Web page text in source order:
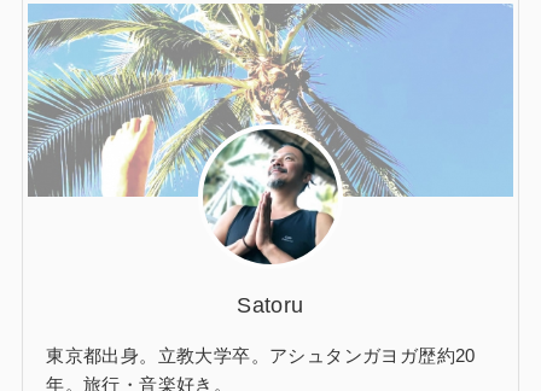
Satoru
東京都出身。立教大学卒。アシュタンガヨガ歴約20
年。旅行・音楽好き。